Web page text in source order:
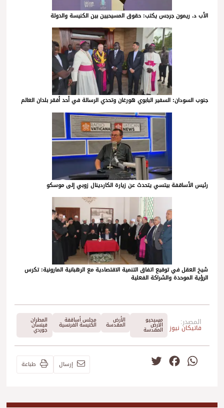
الأب د. ريمون جرجس يكتب: حقوق المسيحيين بين الكنيسة والدولة
جنوب السودان: السفير البابوي هورغان وتحدي الرسالة في أحد أفقر بلدان العالم
رئيس الأساقفة بيتسي يتحدث عن زيارة الكاردينال زوبي إلى موسكو
شيخ العقل في توقيع اتفاق التنمية الاقتصادية مع الرهبانية المارونية: تكرس
الرؤية الموحدة والشراكة الفعلية
المصدر:
فاتيكان نيوز
مسيحيو
الأرض
المقدسة
الأرض
المقدسة
مجلس أساقفة
الكنيسة الفرنسية
المطران
فينسان
جوردي
WhatsApp
Facebook إرسال طباعة